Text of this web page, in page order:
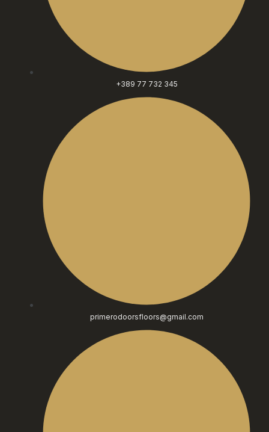
+389 77 732 345
primerodoorsfloors@gmail.com